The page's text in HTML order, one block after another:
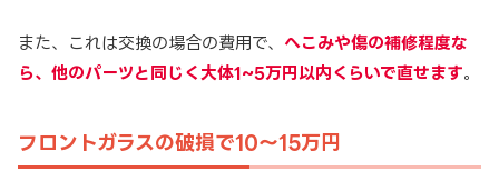
また、これは交換の場合の費用で、 へこみや傷の補修程度な
ら、他のパーツと同じく大体1~5万円以内くらいで直せます。
フロントガラスの破損で10～15万円